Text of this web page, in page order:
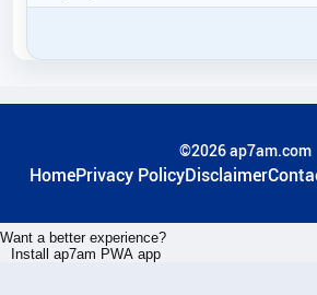
©2026 ap7am.com
HomePrivacy PolicyDisclaimer
Want a better experience?
Install ap7am PWA app